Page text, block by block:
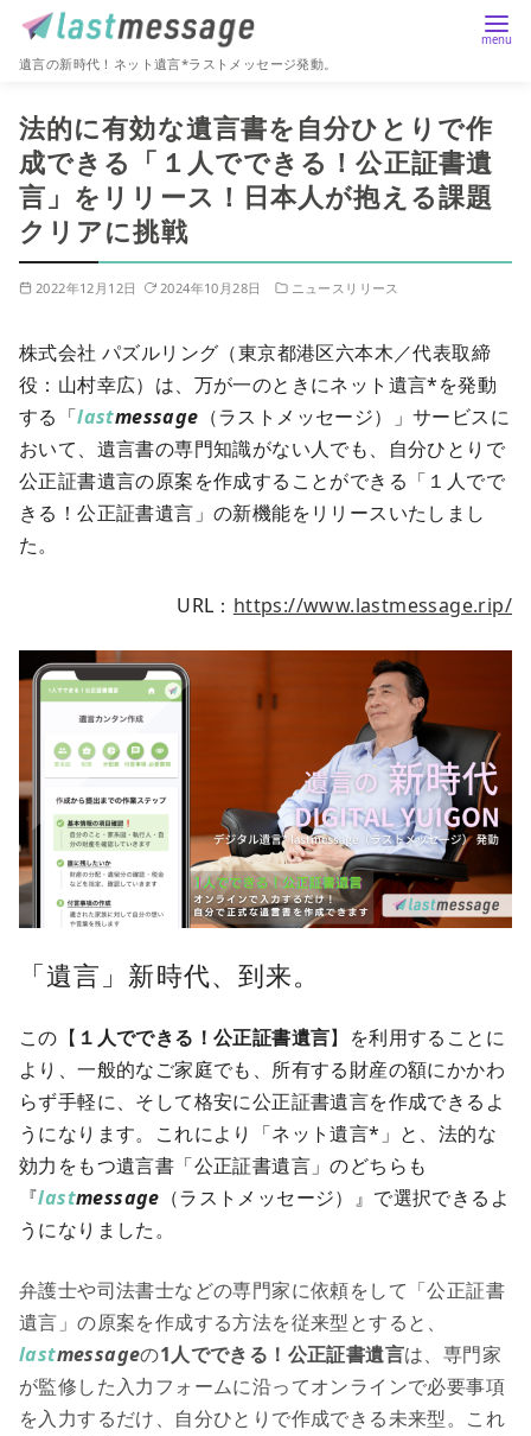
遺言の新時代！ネット遺言*ラストメッセージ発動。
法的に有効な遺言書を自分ひとりで作
成できる「１人でできる！公正証書遺
言」をリリース！日本人が抱える課題
クリアに挑戦
2022年12月12日 2024年10月28日 ニュースリリース
株式会社 パズルリング（東京都港区六本木／代表取締
役：山村幸広）は、万が一のときにネット遺言*を発動
する「lastmessage （ラストメッセージ）」サービスに
おいて、遺言書の専門知識がない人でも、自分ひとりで
公正証書遺言の原案を作成することができる「１人でで
きる！公正証書遺言」の新機能をリリースいたしまし
た。
URL： https://www.lastmessage.rip/
「遺言」新時代、到来。
この【 １人でできる！公正証書遺言】を利用することに
より、一般的なご家庭でも、所有する財産の額にかかわ
らず手軽に、そして格安に公正証書遺言を作成できるよ
うになります。これにより「ネット遺言*」と、法的な
効力をもつ遺言書「公正証書遺言」のどちらも
『lastmessage （ラストメッセージ）』で選択できるよ
うになりました。
弁護士や司法書士などの専門家に依頼をして「公正証書
遺言」の原案を作成する方法を従来型とすると、
lastmessageの1人でできる！公正証書遺言は、専門家
が監修した入力フォームに沿ってオンラインで必要事項
を入力するだけ、自分ひとりで作成できる未来型。これ